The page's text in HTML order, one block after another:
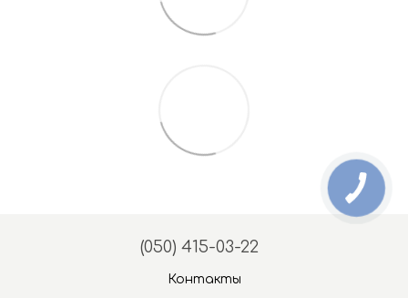
(050) 415-03-22
Контакты